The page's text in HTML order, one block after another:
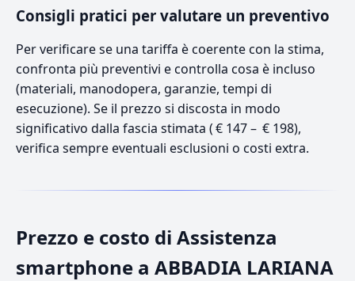
Consigli pratici per valutare un preventivo
Per verificare se una tariffa è coerente con la stima,
confronta più preventivi e controlla cosa è incluso
(materiali, manodopera, garanzie, tempi di
esecuzione). Se il prezzo si discosta in modo
significativo dalla fascia stimata ( € 147 – € 198),
verifica sempre eventuali esclusioni o costi extra.
Prezzo e costo di Assistenza
smartphone a ABBADIA LARIANA